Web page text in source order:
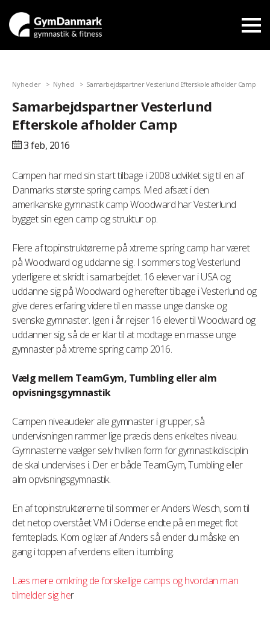
Nyheder Nyhed Samarbejdspartner Vesterlund Efterskole afholder Camp
Samarbejdspartner Vesterlund
Efterskole afholder Camp
3 feb, 2016
Campen har med sin start tilbage i 2008 udviklet sig til en af
Danmarks største spring camps. Med afsæt i den
amerikanske gymnastik camp Woodward har Vesterlund
bygget sin egen camp og struktur op.
Flere af topinstruktørerne på xtreme spring camp har været
på Woodward og uddanne sig. I sommers tog Vesterlund
yderligere et skridt i samarbejdet. 16 elever var i USA og
uddanne sig på Woodward og herefter tilbage i Vesterlund og
give deres erfaring videre til en masse unge danske og
svenske gymnaster. Igen i år rejser 16 elever til Woodward og
uddanner sig, så de er klar til at modtage en masse unge
gymnaster på xtreme spring camp 2016.
Vælg mellem TeamGym, Tumbling eller alm
opvisningsgymnastik
Campen niveaudeler alle gymnaster i grupper, så
undervisningen rammer lige præcis dens enkeltes niveau.
Gymnasterne vælger selv hvilken form for gymnastikdisciplin
de skal undervises i. Der er både TeamGym, Tumbling eller
alm opvisningsgymnastik.
En af topinstruktørerne til sommer er Anders Wesch, som til
det netop overstået VM i Odense endte på en meget flot
femteplads. Kom og lær af Anders så ender du måske en
gang i toppen af verdens eliten i tumbling.
Læs mere omkring de forskellige camps og hvordan man
tilmelder sig her